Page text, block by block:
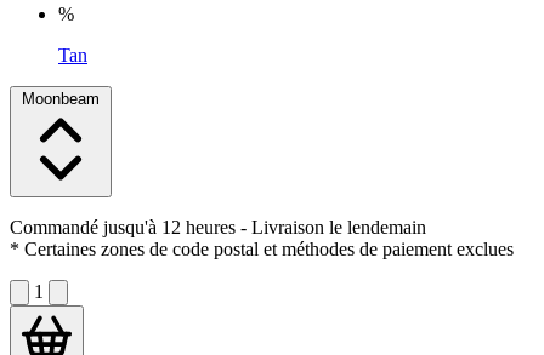
%
Tan
Moonbeam
Commandé jusqu'à 12 heures - Livraison le lendemain
* Certaines zones de code postal et méthodes de paiement exclues
1